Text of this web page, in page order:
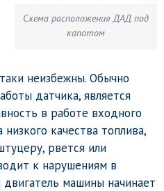
Схема расположения ДАД под
капотом
неизбежны. Обычно
датчика, является
в работе входного
качества топлива,
рвется или
к нарушениям в
машины начинает